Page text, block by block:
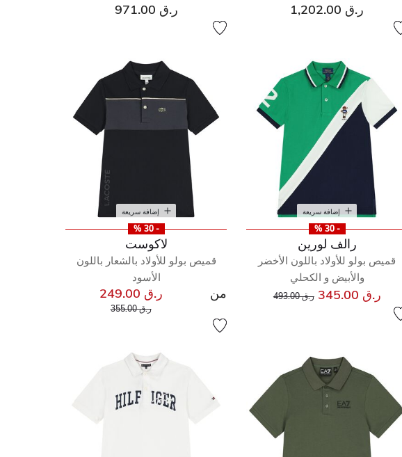
ر.ق 1,202.00 ر.ق 971.00
إضافة سريعة
- 30 %
رالف لورين
قميص بولو للأولاد باللون الأخضر
والأبيض و الكحلي
ر.ق 345.00 سعر مخفض من
ر.ق 493.00
إضافة سريعة
- 30 %
لاكوست
قميص بولو للأولاد بالشعار باللون
الأسود
من ر.ق 249.00
سعر مخفض من
ر.ق 355.00 إلى